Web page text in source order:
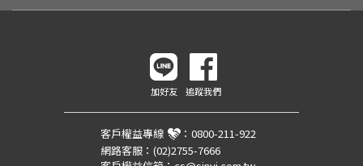
加好友 追蹤我們
客戶權益專線 ： 0800-211-922
網路客服： (02)2755-7666